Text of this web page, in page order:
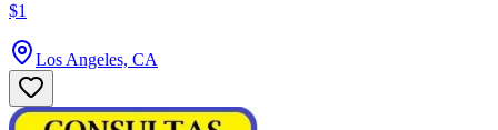
$1
Los Angeles, CA